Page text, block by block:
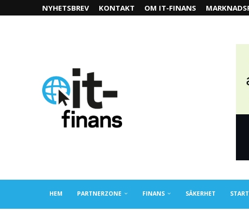
NYHETSBREV KONTAKT OM IT-FINANS
HEM PARTNERZONE FINANS SÄKERHET